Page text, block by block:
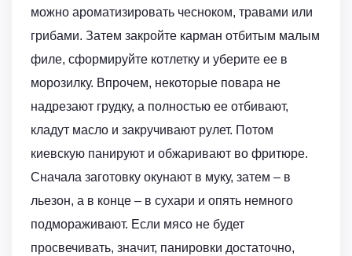
можно ароматизировать чесноком, травами или
грибами. Затем закройте карман отбитым малым
филе, сформируйте котлетку и уберите ее в
морозилку. Впрочем, некоторые повара не
надрезают грудку, а полностью ее отбивают,
кладут масло и закручивают рулет. Потом
киевскую панируют и обжаривают во фритюре.
Сначала заготовку окунают в муку, затем – в
льезон, а в конце – в сухари и опять немного
подмораживают. Если мясо не будет
просвечивать, значит, панировки достаточно,